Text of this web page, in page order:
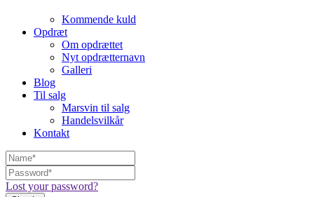
Kommende kuld
Opdræt
Om opdrættet
Nyt opdrætternavn
Galleri
Blog
Til salg
Marsvin til salg
Handelsvilkår
Kontakt
Lost your password?